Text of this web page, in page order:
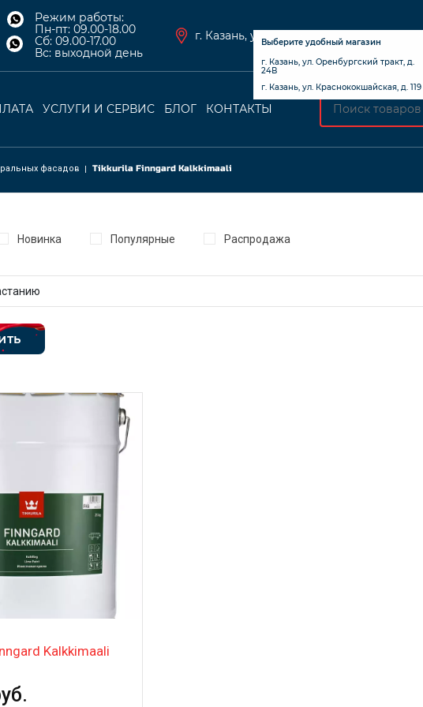
Режим работы:
Пн-пт: 09.00-18.00
Сб: 09.00-17.00
Вс: выходной день
г. Казань, ул. Оренбургский тракт, д. 24В
Выберите удобный магазин
г. Казань, ул. Оренбургский тракт, д.
24В
г. Казань, ул. Краснококшайская, д. 119
навигация
УСЛУГИ И СЕРВИС БЛОГ КОНТАКТЫ
фасадов Tikkurila Finngard Kalkkimaali
Новинка Популярные Распродажа
Kalkkimaali